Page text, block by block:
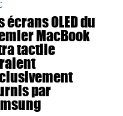
écrans OLED du
MacBook
tactile
par